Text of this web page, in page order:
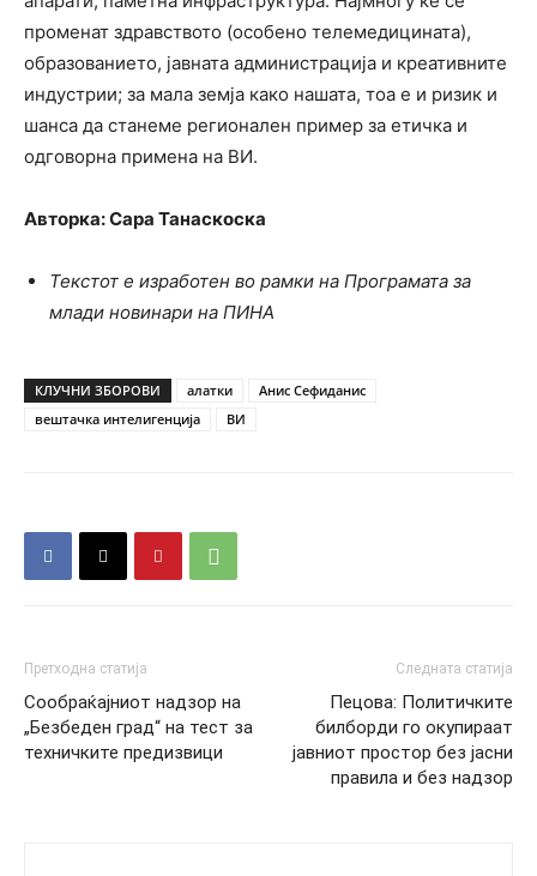
променат здравството (особено телемедицината),
образованието, јавната администрација и креативните
индустрии; за мала земја како нашата, тоа е и ризик и
шанса да станеме регионален пример за етичка и
одговорна примена на ВИ.
Авторка: Сара Танаскоска
Текстот е изработен во рамки на Програмата за
млади новинари на ПИНА
КЛУЧНИ ЗБОРОВИ алатки
Анис Сефиданис
вештачка интелигенција
ВИ
Претходна статија
Сообраќајниот надзор на
„Безбеден град“ на тест за
техничките предизвици
Следната статија
Пецова: Политичките
билборди го окупираат
јавниот простор без јасни
правила и без надзор